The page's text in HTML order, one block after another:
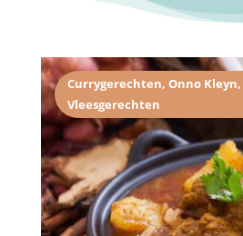
Currygerechten, Onno Kleyn,
Vleesgerechten